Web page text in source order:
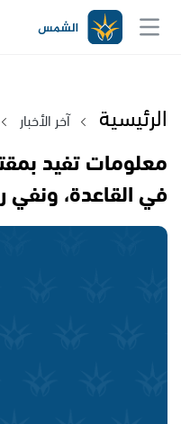
الرئيسية آخر الأخبار
معلومات تفيد
في القاعدة،